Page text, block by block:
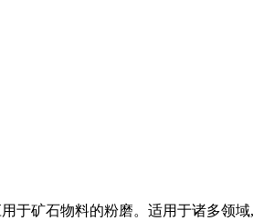
于矿石物料的粉磨。适用于诸多领